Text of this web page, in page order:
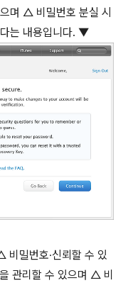
며 △ 비밀번호 분실 시
는 내용입니다. ▼
비밀번호∙신뢰할 수 있
관리할 수 있으며 △ 비